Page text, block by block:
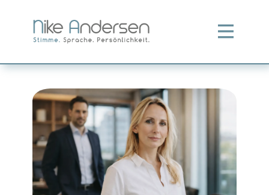
Aktuelle Workshops
Mein Angebot
Über mich
Netzwerk
Referenzen